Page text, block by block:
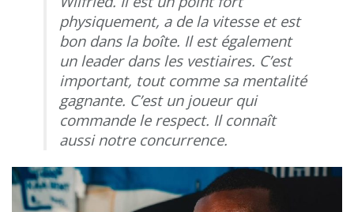
physiquement, a de la vitesse et est
bon dans la boîte. Il est également
un leader dans les vestiaires. C’est
important, tout comme sa mentalité
gagnante. C’est un joueur qui
commande le respect. Il connaît
aussi notre concurrence.